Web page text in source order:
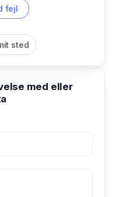
fejl
sted
med eller